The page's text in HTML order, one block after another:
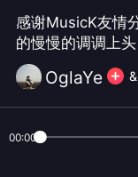
感谢MusicK友情
的慢慢的调调上头
OglaYe &
00:00